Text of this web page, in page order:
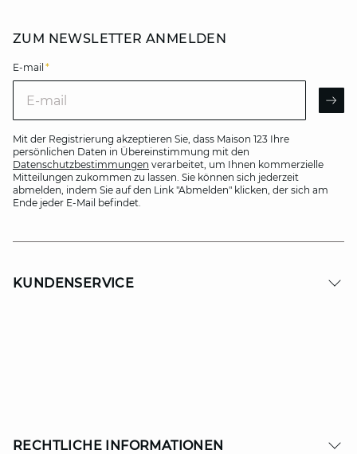
ZUM NEWSLETTER ANMELDEN
E-mail *
Mit der Registrierung akzeptieren Sie, dass Maison 123 Ihre
persönlichen Daten in Übereinstimmung mit den
Datenschutzbestimmungen verarbeitet, um Ihnen kommerzielle
Mitteilungen zukommen zu lassen. Sie können sich jederzeit
abmelden, indem Sie auf den Link "Abmelden" klicken, der sich am
Ende jeder E-Mail befindet.
KUNDENSERVICE
RECHTLICHE INFORMATIONEN